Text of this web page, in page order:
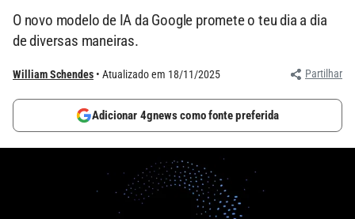
O novo modelo de IA da Google promete o teu dia a dia
de diversas maneiras.
William Schendes Atualizado em 18/11/2025 Partilhar
Adicionar 4gnews como fonte preferida